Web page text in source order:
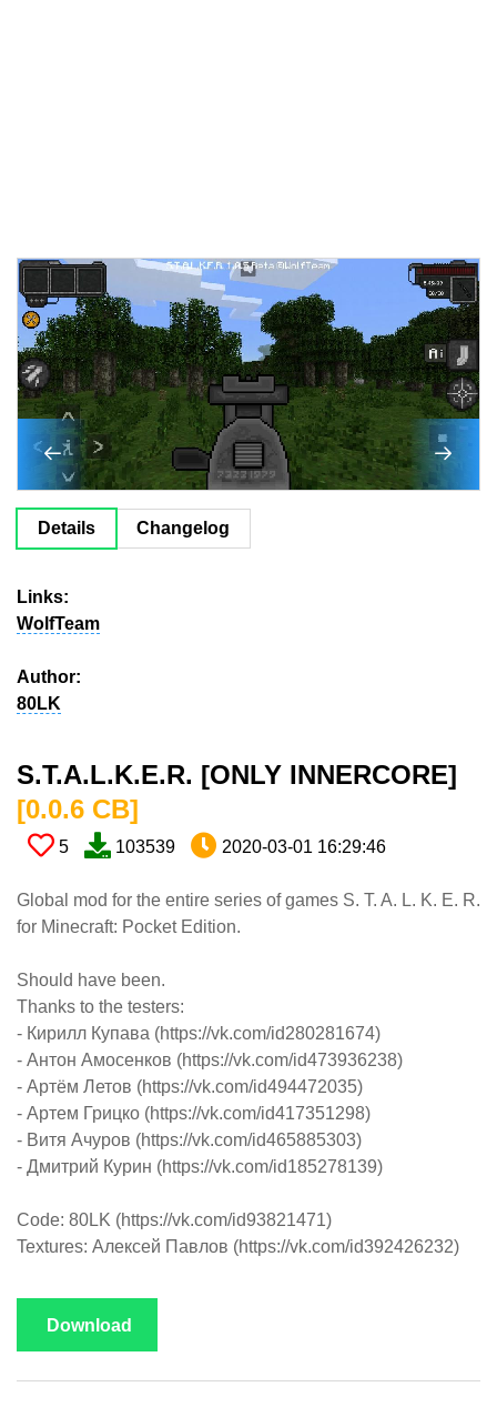
Details Changelog
Links:
WolfTeam
Author:
80LK
S.T.A.L.K.E.R. [ONLY INNERCORE]​
[0.0.6 CB​]
5 103539 2020-03-01 16:29:46
Global mod for the entire series of games S. T. A. L. K. E. R.
for Minecraft: Pocket Edition.
Should have been.
Thanks to the testers:
- Кирилл Купава (https://vk.com/id280281674)
- Антон Амосенков (https://vk.com/id473936238)
- Артём Летов (https://vk.com/id494472035)
- Артем Грицко (https://vk.com/id417351298)
- Витя Ачуров (https://vk.com/id465885303)
- Дмитрий Курин (https://vk.com/id185278139)
Code: 80LK (https://vk.com/id93821471)
Textures: Алексей Павлов (https://vk.com/id392426232)
Download